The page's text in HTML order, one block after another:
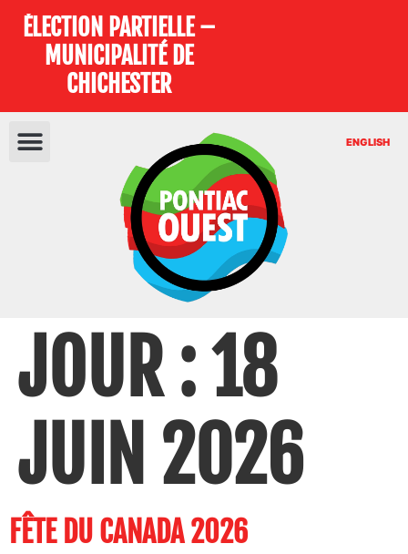
ÉLECTION PARTIELLE –
MUNICIPALITÉ DE
CHICHESTER
ENGLISH
JOUR :18
JUIN 2026
FÊTE DU CANADA 2026